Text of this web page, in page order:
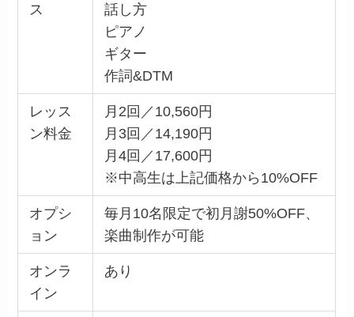
ス
話し方
ピアノ
ギター
作詞&DTM
レッス
ン料金
月2回／10,560円
月3回／14,190円
月4回／17,600円
※中高生は上記価格から10%OFF
オプシ
ョン
毎月10名限定で初月謝50%OFF、
楽曲制作が可能
オンラ
イン
あり